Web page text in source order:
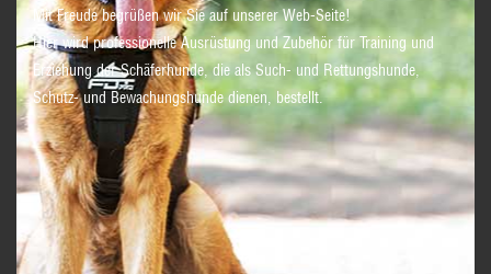
Mit Freude begrüßen wir Sie auf unserer Web-Seite!
Hier wird professionelle Ausrüstung und Zubehör für Training und
Erziehung der Schäferhunde, die als Such- und Rettungshunde,
Schutz- und Bewachungshunde dienen, bestellt.